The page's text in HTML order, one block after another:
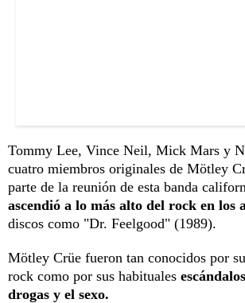
Tommy Lee, Vince Neil, Mick Mars y
cuatro miembros originales de Mötley
parte de la reunión de esta banda
ascendió a lo más alto del rock en los
discos como "Dr. Feelgood" (1989).
Mötley Crüe fueron tan conocidos por
rock como por sus habituales
drogas y el sexo.